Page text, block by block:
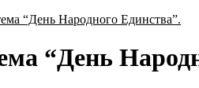
“День Народного Единства”.
“День